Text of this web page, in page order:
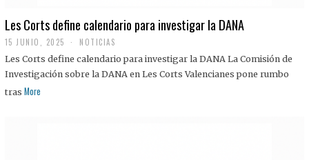
Les Corts define calendario para investigar la DANA
15 JUNIO, 2025 NOTICIAS
Les Corts define calendario para investigar la DANA La Comisión de
Investigación sobre la DANA en Les Corts Valencianes pone rumbo
tras More